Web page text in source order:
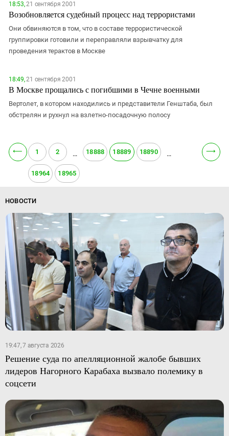
18:53,21 сентября 2001
Возобновляется судебный процесс над террористами
Они обвиняются в том, что в составе террористической
группировки готовили и переправляли взрывчатку для
проведения терактов в Москве
18:49,21 сентября 2001
В Москве прощались с погибшими в Чечне военными
Вертолет, в котором находились и представители Генштаба, был
обстрелян и рухнул на взлетно-посадочную полосу
⟵ 1 2 … 18888 18889 18890 …
18964 18965
⟶
НОВОСТИ
19:47, 7 августа 2026
Решение суда по апелляционной жалобе бывших
лидеров Нагорного Карабаха вызвало полемику в
соцсети